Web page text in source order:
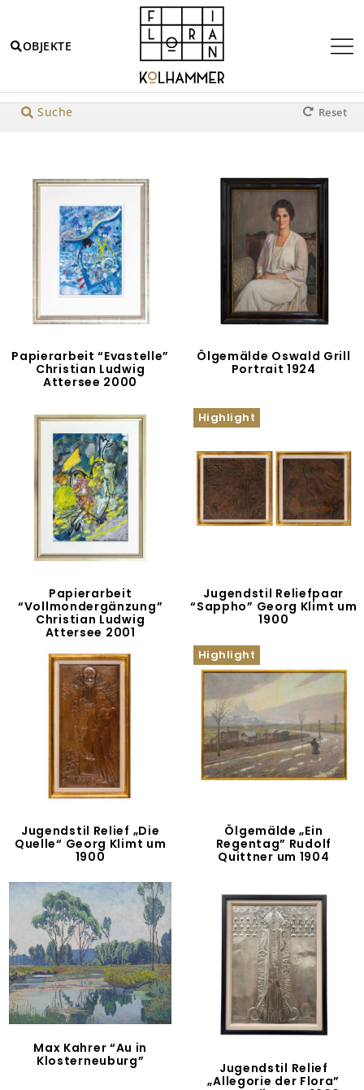
OBJEKTE
Werkstätte Hagenauer Wien
Suche Reset
Papierarbeit “Evastelle”
Christian Ludwig
Attersee 2000
Ölgemälde Oswald Grill
Portrait 1924
Papierarbeit
“Vollmondergänzung”
Christian Ludwig
Attersee 2001
Highlight
Jugendstil Reliefpaar
“Sappho” Georg Klimt um
1900
Jugendstil Relief „Die
Quelle“ Georg Klimt um
1900
Highlight
Ölgemälde „Ein
Regentag” Rudolf
Quittner um 1904
Max Kahrer “Au in
Klosterneuburg”
Jugendstil Relief
„Allegorie der Flora”